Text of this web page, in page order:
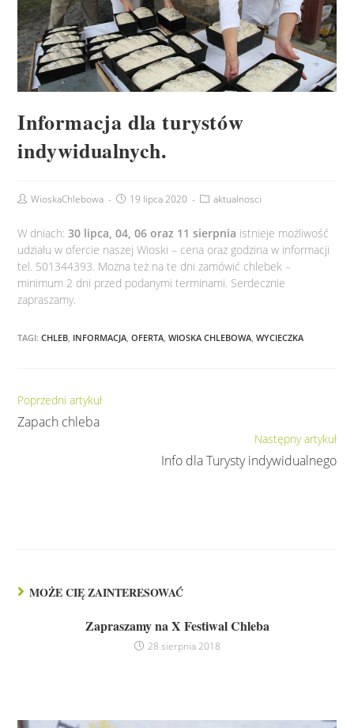
Informacja dla turystów
indywidualnych.
WioskaChlebowa 19 lipca 2020 aktualnosci
W dniach:30 lipca, 04, 06 oraz 11 sierpnia istnieje możliwość
udziału w ofercie naszej Wioski – cena oraz godzina w informacji
tel. 501344393. Można też na te dni zamówić chlebek –
minimum 2 dni przed podanymi terminami. Serdecznie
zapraszamy.
TAGI:CHLEB, INFORMACJA,OFERTA,WIOSKA CHLEBOWA,WYCIECZKA
Czytaj
dalej
Poprzedni artykuł
Zapach chleba
Następny artykuł
Info dla Turysty indywidualnego
MOŻE CIĘ ZAINTERESOWAĆ
Zapraszamy na X Festiwal Chleba
28 sierpnia 2018